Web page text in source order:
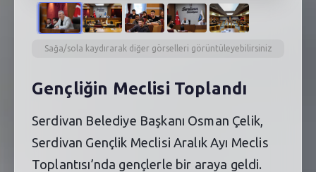
Sağa/sola kaydırarak diğer görselleri görüntüleyebilirsiniz
Gençliğin Meclisi Toplandı
Serdivan Belediye Başkanı Osman Çelik,
Serdivan Gençlik Meclisi Aralık Ayı Meclis
Toplantısı’nda gençlerle bir araya geldi.
KÜREK
ATIK YÖNETIM
PLANETARYUM